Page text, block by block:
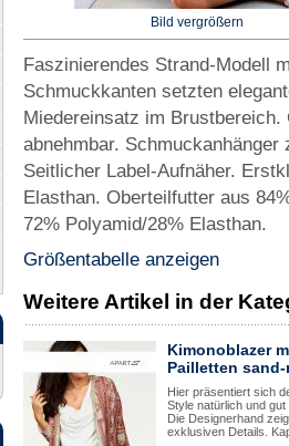
Bild vergrößern
Faszinierendes Strand-Modell
Schmuckkanten setzten
Miedereinsatz im Brustbereich.
abnehmbar.
Seitlicher Label-Aufnäher.
Elasthan. Oberteilfutter aus
72% Polyamid/28% Elasthan.
Größentabelle anzeigen
Weitere Artikel in der
Kimonoblazer
Pailletten
Hier präsentiert sich
Style natürlich und gut
Die Designerhand
exklusiven Details.